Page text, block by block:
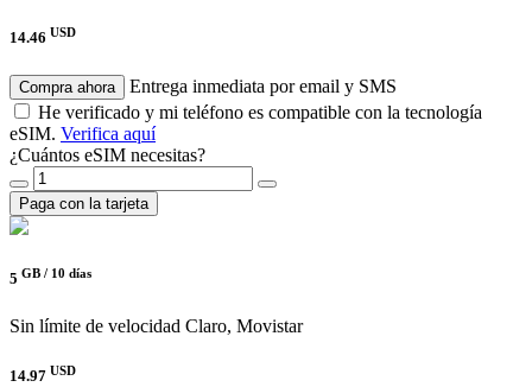
14.46 USD
Compra ahora
Entrega inmediata por email y SMS
He verificado y mi teléfono es compatible con la tecnología
eSIM. Verifica aquí
¿Cuántos eSIM necesitas?
Paga con la tarjeta
5 GB / 10 días
Sin límite de velocidad Claro, Movistar
14.97 USD